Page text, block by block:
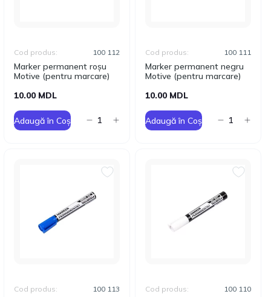
Marker permanent roșu
Motive (pentru marcare)
Cod produs: 100 112
10.00 MDL
Adaugă în Coș
Marker permanent negru
Motive (pentru marcare)
Cod produs: 100 111
10.00 MDL
Adaugă în Coș
Cod produs: 100 113 Cod produs: 100 110